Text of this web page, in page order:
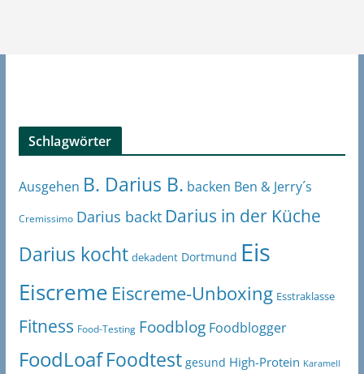
Schlagwörter
Ausgehen B. Darius B. backen Ben & Jerry´s
Cremissimo Darius backt Darius in der Küche
Darius kocht dekadent Dortmund Eis
Eiscreme Eiscreme-Unboxing Esstraklasse
Fitness Food-Testing Foodblog Foodblogger
FoodLoaf Foodtest gesund High-Protein Karamell